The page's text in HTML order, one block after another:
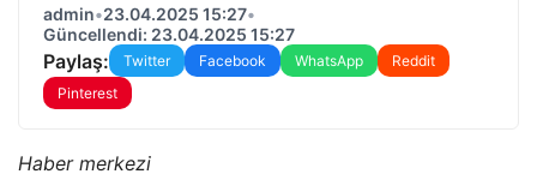
admin•23.04.2025 15:27•
Güncellendi: 23.04.2025 15:27
Paylaş: Twitter Facebook WhatsApp
Reddit
Pinterest
Haber merkezi